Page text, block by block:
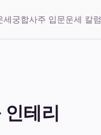
세궁합사주 입문운세 칼럼
테리